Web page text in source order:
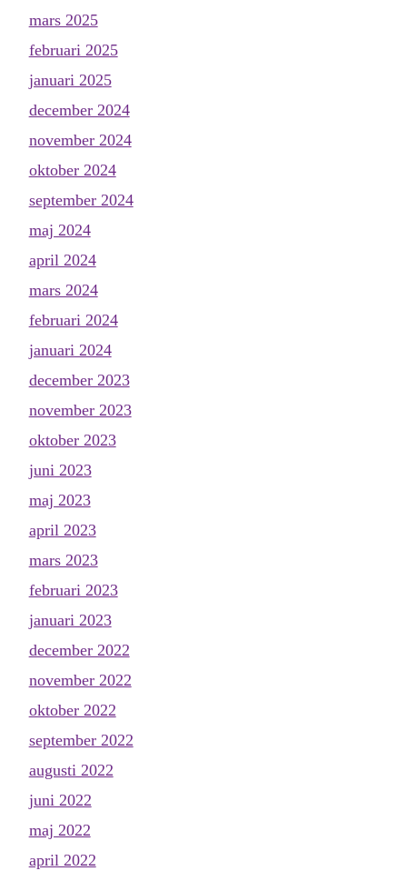
mars 2025
februari 2025
januari 2025
december 2024
november 2024
oktober 2024
september 2024
maj 2024
april 2024
mars 2024
februari 2024
januari 2024
december 2023
november 2023
oktober 2023
juni 2023
maj 2023
april 2023
mars 2023
februari 2023
januari 2023
december 2022
november 2022
oktober 2022
september 2022
augusti 2022
juni 2022
maj 2022
april 2022